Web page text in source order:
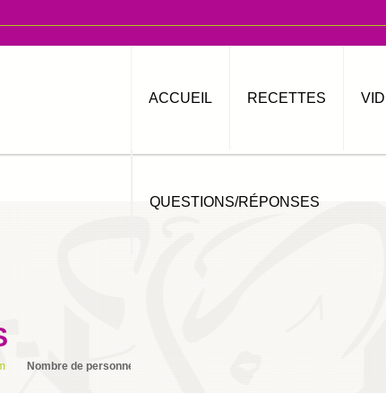
ACCUEIL RECETTES
QUESTIONS/RÉPONSES
Nombre de personnes